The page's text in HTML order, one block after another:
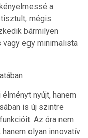
a
mégis
bármilyen
egy minimalista
nyújt, hanem
is új szintre
Az óra nem
olyan innovatív